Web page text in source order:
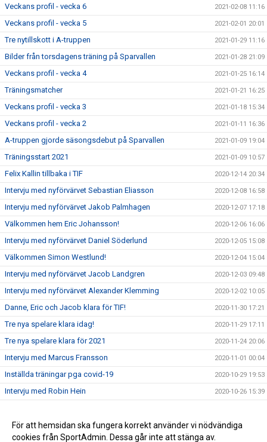
Veckans profil - vecka 6 2021-02-08 11:16
Veckans profil - vecka 5 2021-02-01 20:01
Tre nytillskott i A-truppen 2021-01-29 11:16
Bilder från torsdagens träning på Sparvallen 2021-01-28 21:09
Veckans profil - vecka 4 2021-01-25 16:14
Träningsmatcher 2021-01-21 16:25
Veckans profil - vecka 3 2021-01-18 15:34
Veckans profil - vecka 2 2021-01-11 16:36
A-truppen gjorde säsongsdebut på Sparvallen 2021-01-09 19:04
Träningsstart 2021 2021-01-09 10:57
Felix Kallin tillbaka i TIF 2020-12-14 20:34
Intervju med nyförvärvet Sebastian Eliasson 2020-12-08 16:58
Intervju med nyförvärvet Jakob Palmhagen 2020-12-07 17:18
Välkommen hem Eric Johansson! 2020-12-06 16:06
Intervju med nyförvärvet Daniel Söderlund 2020-12-05 15:08
Välkommen Simon Westlund! 2020-12-04 15:04
Intervju med nyförvärvet Jacob Landgren 2020-12-03 09:48
Intervju med nyförvärvet Alexander Klemming 2020-12-02 10:05
Danne, Eric och Jacob klara för TIF! 2020-11-30 17:21
Tre nya spelare klara idag! 2020-11-29 17:11
Tre nya spelare klara för 2021 2020-11-24 20:06
Intervju med Marcus Fransson 2020-11-01 00:04
Inställda träningar pga covid-19 2020-10-29 19:53
Intervju med Robin Hein 2020-10-26 15:39
Intervju med Fredrik Kallin 2020-10-20 19:24
För att hemsidan ska fungera korrekt använder vi nödvändiga
cookies från SportAdmin. Dessa går inte att stänga av.